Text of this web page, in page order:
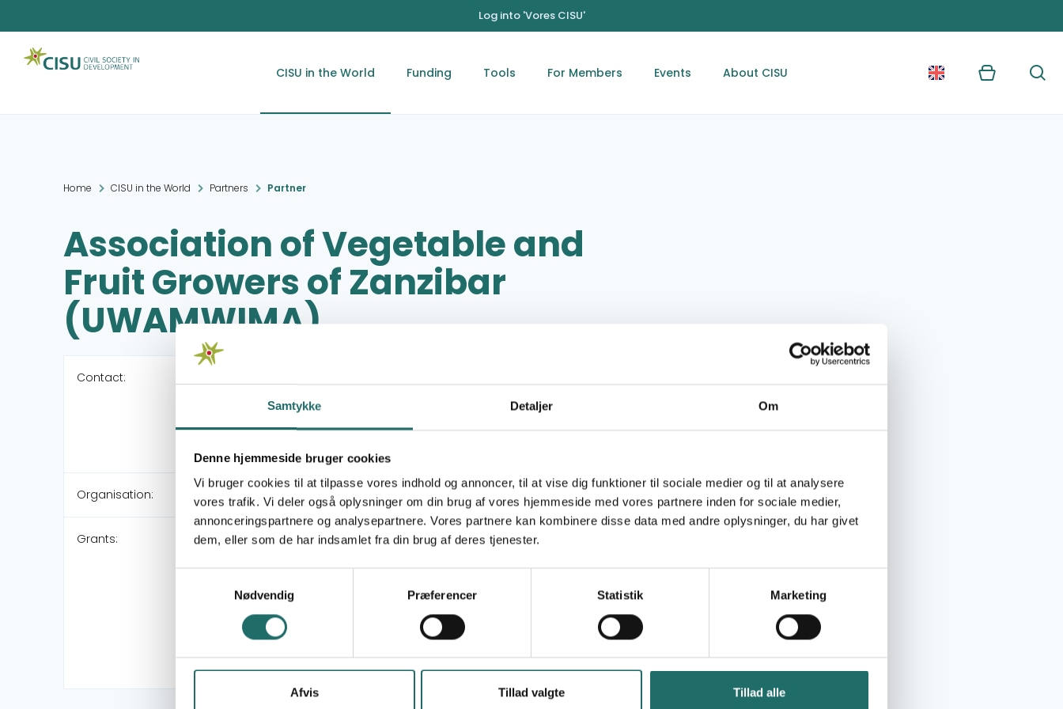
Samtykke Detaljer Om
Denne hjemmeside bruger cookies
Vi bruger cookies til at tilpasse vores indhold og annoncer, til at vise dig funktioner til sociale medier og til at analysere
vores trafik. Vi deler også oplysninger om din brug af vores hjemmeside med vores partnere inden for sociale medier,
annonceringspartnere og analysepartnere. Vores partnere kan kombinere disse data med andre oplysninger, du har givet
dem, eller som de har indsamlet fra din brug af deres tjenester.
Nødvendig
Præferencer Statistik Marketing
Afvis Tillad valgte Tillad alle
Log into 'Vores CISU'
CISU in the World Funding Tools For Members Events About CISU Kurv Søg
Home CISU in the World Partners Partner
Association of Vegetable and
Fruit Growers of Zanzibar
(UWAMWIMA)
Contact:
uwamwimao@yahoo.com
http://uwamwima.com/
Organisation: Økologisk Landsforening
Grants:
Empowering Small-Scale Farmer Families
Access and Advocacy (ESFROMA) Phase 2
(2024-2027)
Right to Water Access - Affordable Water
Uganda and Tanzania (RIWAH)